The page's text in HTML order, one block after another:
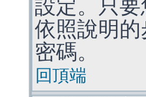
設定。只
依照說明
密碼。
回頂端